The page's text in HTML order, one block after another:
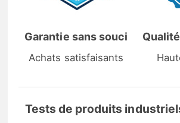
Garantie sans souci
Achats satisfaisants
Tests de produits